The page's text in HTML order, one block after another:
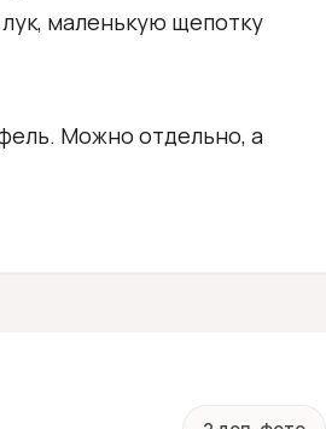
маленькую щепотку
Можно отдельно, а